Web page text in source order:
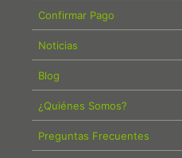
Confirmar Pago
Noticias
Blog
¿Quiénes Somos?
Preguntas Frecuentes